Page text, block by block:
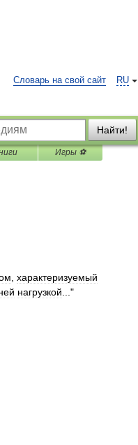
RU
Словарь на свой сайт
Найти!
Игры ⚽
характеризуемый
нагрузкой ..."